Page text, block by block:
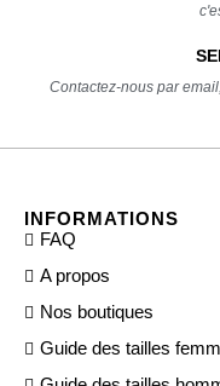
Contactez-nous par
INFORMATIONS
FAQ
A propos
Nos boutiques
Guide des tailles